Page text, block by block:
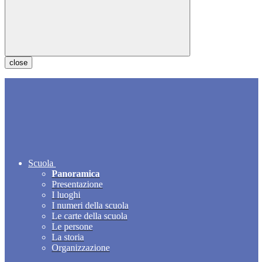
close
Scuola
Panoramica
Presentazione
I luoghi
I numeri della scuola
Le carte della scuola
Le persone
La storia
Organizzazione